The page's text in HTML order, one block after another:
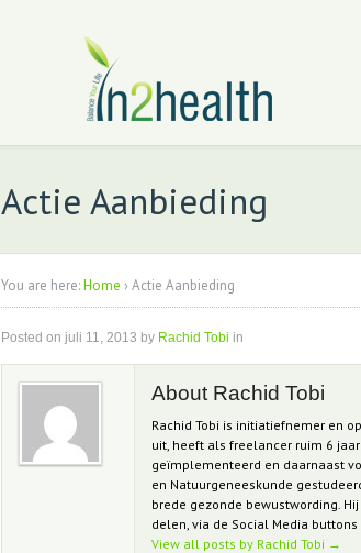
Actie Aanbieding
You are here:Home › Actie Aanbieding
Posted on juli 11, 2013 by Rachid Tobi in
About Rachid Tobi
Rachid Tobi is initiatiefnemer en
uit, heeft als freelancer ruim 6
geïmplementeerd en daarnaast
en Natuurgeneeskunde
brede gezonde bewustwording.
delen, via de Social Media
View all posts by Rachid Tobi →